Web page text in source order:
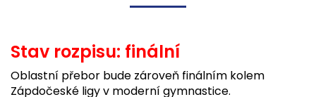
Stav rozpisu: finální
Oblastní přebor bude zároveň finálním kolem
Zápdočeské ligy v moderní gymnastice.